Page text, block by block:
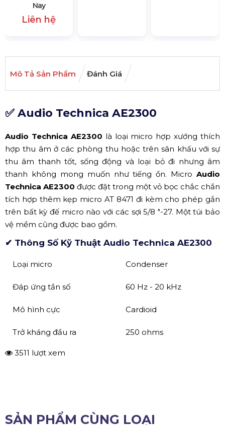
Nay
Liên hệ
Mô Tả Sản Phẩm Đánh Giá
✅ Audio Technica AE2300
Audio Technica AE2300 là loại micro hợp xướng thích
hợp thu âm ở các phòng thu hoặc trên sân khấu với sự
thu âm thanh tốt, sống động và loại bỏ đi nhưng âm
thanh không mong muốn như tiếng ồn. Micro Audio
Technica AE2300 được đặt trong một vỏ bọc chắc chắn
tích hợp thêm kẹp micro AT 8471 đi kèm cho phép gắn
trên bất kỳ đế micro nào với các sợi 5/8 "-27. Một túi bảo
vệ mềm cũng được bao gồm.
✔ Thông Số Kỹ Thuật Audio Technica AE2300
Loại micro Condenser
Đáp ứng tần số 60 Hz - 20 kHz
Mô hình cực Cardioid
Trở kháng đầu ra 250 ohms
3511 lượt xem
SẢN PHẨM CÙNG LOẠI